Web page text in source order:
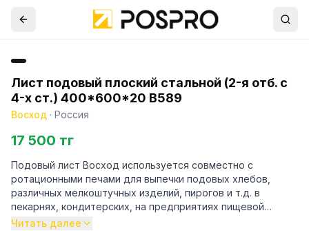
Лист подовый плоский стальной (2-я отб. с
4-х ст.) 400*600*20 В589
Восход · Россия
17 500 тг
Подовый лист Восход используется совместно с
ротационными печами для выпечки подовых хлебов,
различных мелкоштучных изделий, пирогов и т.д. в
пекарнях, кондитерских, на предприятиях пищевой
промышленности и общественного питания. Изделие с
Читать далее